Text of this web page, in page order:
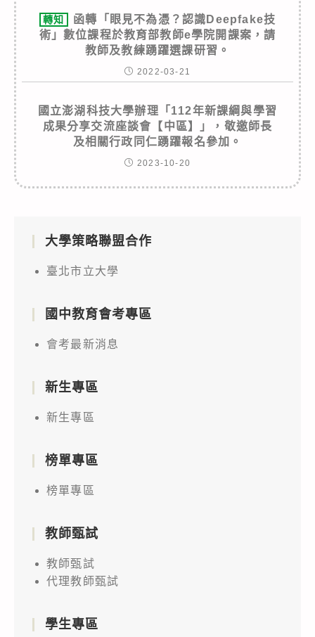
轉知
函轉「眼見不為憑？認識Deepfake技
術」數位課程於教育部教師e學院開課案，請
教師及教練踴躍選課研習。
2022-03-21
國立澎湖科技大學辦理「112年新課綱與學習
成果分享交流座談會【中區】」，敬邀師長
及相關行政同仁踴躍報名參加。
2023-10-20
大學策略聯盟合作
臺北市立大學
國中教育會考專區
會考最新消息
新生專區
新生專區
榜單專區
榜單專區
教師甄試
教師甄試
代理教師甄試
學生專區